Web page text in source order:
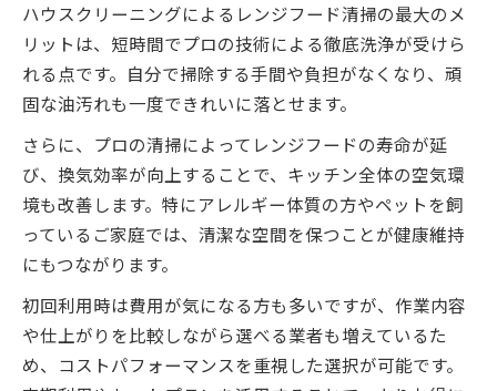
ハウスクリーニングによるレンジフード清掃の最大のメ
リットは、短時間でプロの技術による徹底洗浄が受けら
れる点です。自分で掃除する手間や負担がなくなり、頑
固な油汚れも一度できれいに落とせます。
さらに、プロの清掃によってレンジフードの寿命が延
び、換気効率が向上することで、キッチン全体の空気環
境も改善します。特にアレルギー体質の方やペットを飼
っているご家庭では、清潔な空間を保つことが健康維持
にもつながります。
初回利用時は費用が気になる方も多いですが、作業内容
や仕上がりを比較しながら選べる業者も増えているた
め、コストパフォーマンスを重視した選択が可能です。